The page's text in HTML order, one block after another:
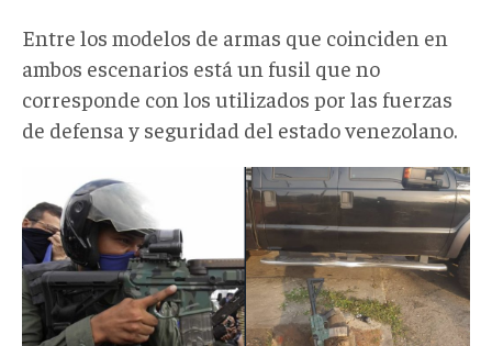
Entre los modelos de armas que coinciden en
ambos escenarios está un fusil que no
corresponde con los utilizados por las fuerzas
de defensa y seguridad del estado venezolano.